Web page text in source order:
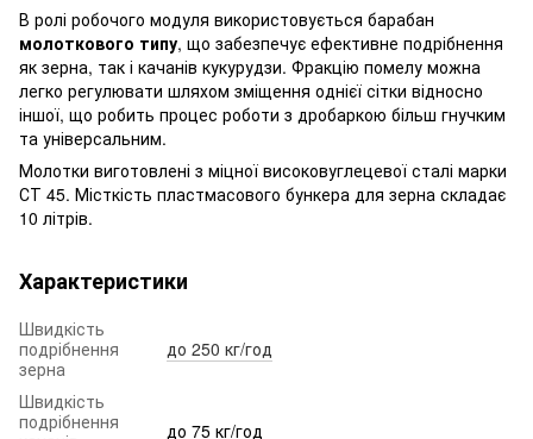
В ролі робочого модуля використовується барабан
молоткового типу, що забезпечує ефективне подрібнення
як зерна, так і качанів кукурудзи. Фракцію помелу можна
легко регулювати шляхом зміщення однієї сітки відносно
іншої, що робить процес роботи з дробаркою більш гнучким
та універсальним.
Молотки виготовлені з міцної високовуглецевої сталі марки
СТ 45. Місткість пластмасового бункера для зерна складає
10 літрів.
Характеристики
Швидкість
подрібнення
зерна
до 250 кг/год
Швидкість
подрібнення
до 75 кг/год